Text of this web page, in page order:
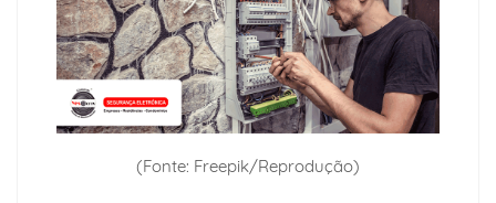
(Fonte: Freepik/Reprodução)